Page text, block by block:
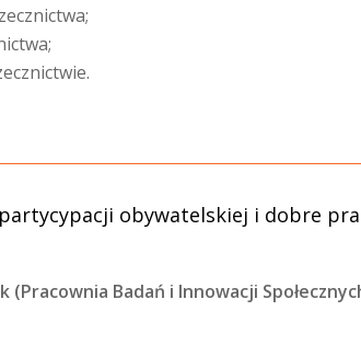
obywatelskiej i dobre
(Pracownia Badań i Innowacji